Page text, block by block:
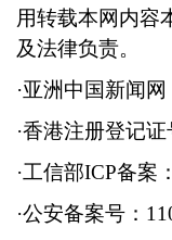
用转载本网内容
及法律负责。
·亚洲中国新闻网
·香港注册登记
·工信部ICP备案
·公安备案号：